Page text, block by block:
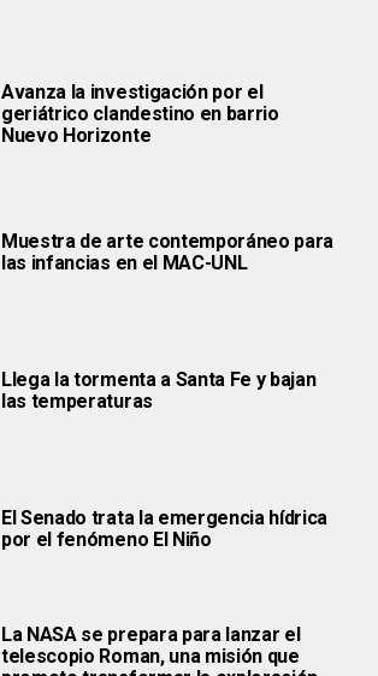
Avanza la investigación por el
geriátrico clandestino en barrio
Nuevo Horizonte
Muestra de arte contemporáneo para
las infancias en el MAC-UNL
Llega la tormenta a Santa Fe y bajan
las temperaturas
El Senado trata la emergencia hídrica
por el fenómeno El Niño
La NASA se prepara para lanzar el
telescopio Roman, una misión que